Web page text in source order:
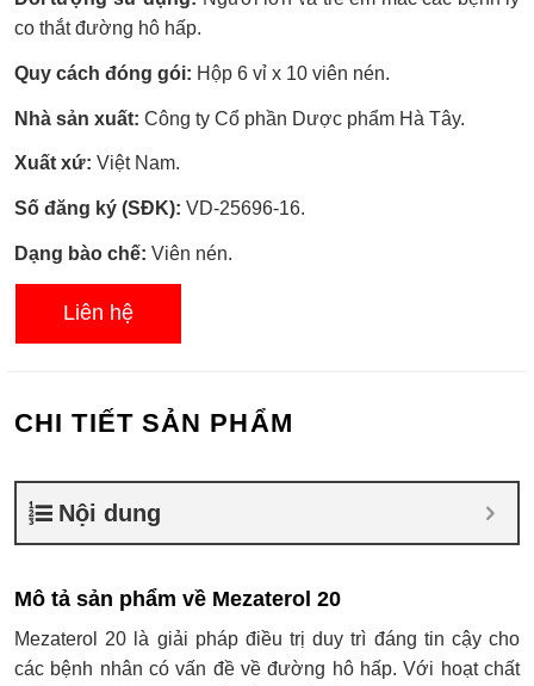
co thắt đường hô hấp.
Quy cách đóng gói: Hộp 6 vỉ x 10 viên nén.
Nhà sản xuất: Công ty Cổ phần Dược phẩm Hà Tây.
Xuất xứ: Việt Nam.
Số đăng ký (SĐK): VD-25696-16.
Dạng bào chế: Viên nén.
Liên hệ
CHI TIẾT SẢN PHẨM
Nội dung
Mô tả sản phẩm về Mezaterol 20
Mezaterol 20 là giải pháp điều trị duy trì đáng tin cậy cho
các bệnh nhân có vấn đề về đường hô hấp. Với hoạt chất